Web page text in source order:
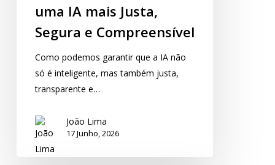
uma IA mais Justa,
Segura e Compreensível
Como podemos garantir que a IA não
só é inteligente, mas também justa,
transparente e…
João Lima
17 Junho, 2026